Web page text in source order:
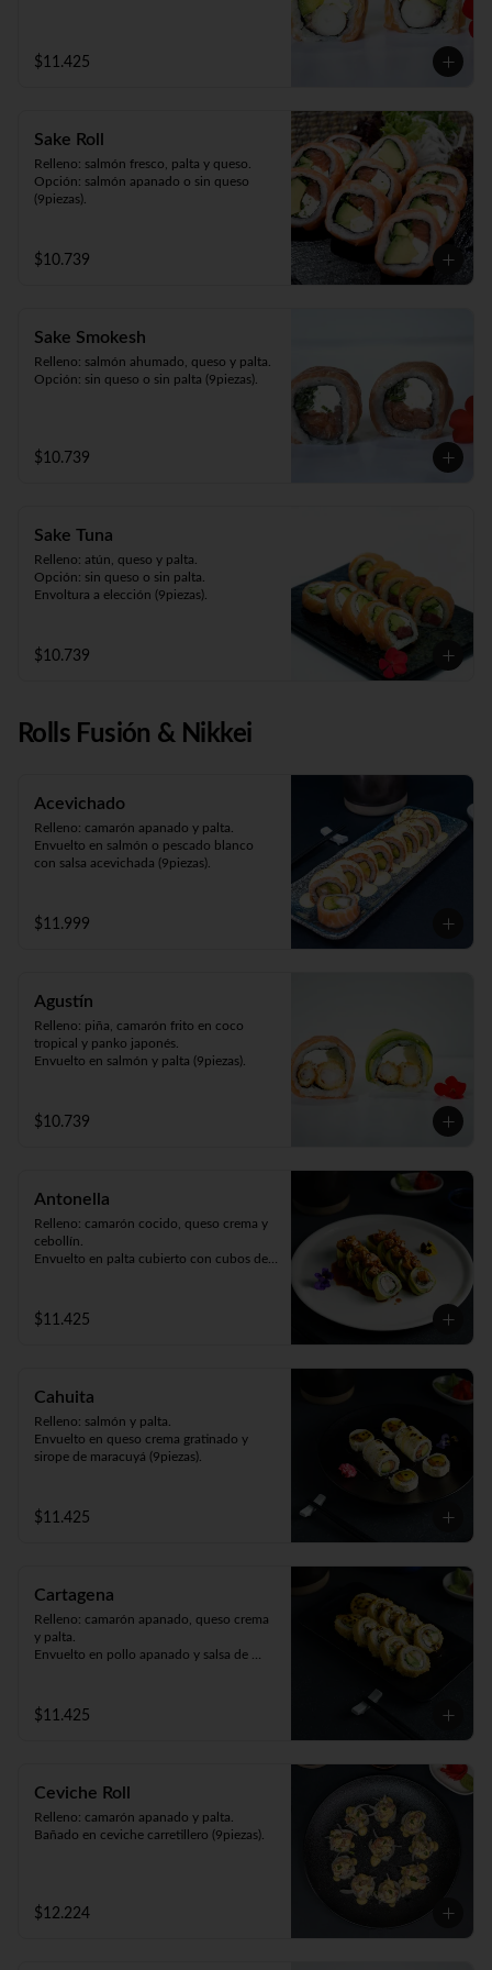
$11.425
Sake Roll
Relleno: salmón fresco, palta y queso.
Opción: salmón apanado o sin queso
(9piezas).
$10.739
Sake Smokesh
Relleno: salmón ahumado, queso y palta.
Opción: sin queso o sin palta (9piezas).
$10.739
Sake Tuna
Relleno: atún, queso y palta.
Opción: sin queso o sin palta.
Envoltura a elección (9piezas).
$10.739
Rolls Fusión & Nikkei
Acevichado
Relleno: camarón apanado y palta.
Envuelto en salmón o pescado blanco
con salsa acevichada (9piezas).
$11.999
Agustín
Relleno: piña, camarón frito en coco
tropical y panko japonés.
Envuelto en salmón y palta (9piezas).
$10.739
Antonella
Relleno: camarón cocido, queso crema y
cebollín.
Envuelto en palta cubierto con cubos de
$11.425
Cahuita
Relleno: salmón y palta.
Envuelto en queso crema gratinado y
sirope de maracuyá (9piezas).
$11.425
Cartagena
Relleno: camarón apanado, queso crema
y palta.
Envuelto en pollo apanado y salsa de
$11.425
Ceviche Roll
Relleno: camarón apanado y palta.
Bañado en ceviche carretillero (9piezas).
$12.224